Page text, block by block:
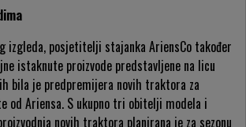
izgleda, posjetitelji stajanka AriensCo također
istaknute proizvode predstavljene na licu
bila je predpremijera novih traktora za
od Ariensa. S ukupno tri obitelji modela i
novih traktora planirana je za sezonu